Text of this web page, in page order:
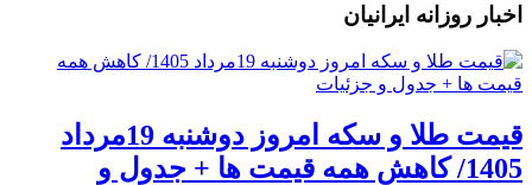
اخبار روزانه ایرانیان
قیمت طلا و سکه امروز دوشنبه 19مرداد
1405/ کاهش همه قیمت ها + جدول و